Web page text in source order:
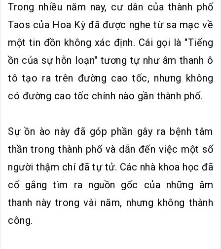
Trong nhiều năm nay, cư dân của thành phố
Taos của Hoa Kỳ đã được nghe từ sa mạc về
một tin đồn không xác định. Cái gọi là "Tiếng
ồn của sự hỗn loạn" tương tự như âm thanh ô
tô tạo ra trên đường cao tốc, nhưng không
có đường cao tốc chính nào gần thành phố.
Sự ồn ào này đã góp phần gây ra bệnh tâm
thần trong thành phố và dẫn đến việc một số
người thậm chí đã tự tử. Các nhà khoa học đã
cố gắng tìm ra nguồn gốc của những âm
thanh này trong vài năm, nhưng không thành
công.